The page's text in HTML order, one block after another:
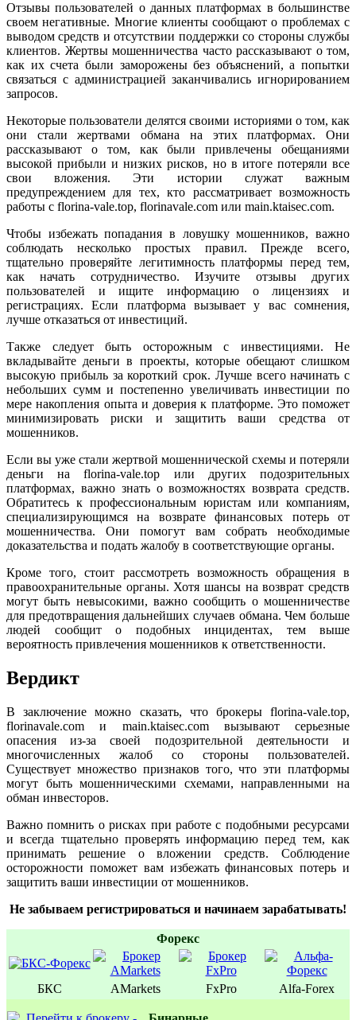
Отзывы пользователей о данных платформах в большинстве
своем негативные. Многие клиенты сообщают о проблемах с
выводом средств и отсутствии поддержки со стороны службы
клиентов. Жертвы мошенничества часто рассказывают о том,
как их счета были заморожены без объяснений, а попытки
связаться с администрацией заканчивались игнорированием
запросов.
Некоторые пользователи делятся своими историями о том, как
они стали жертвами обмана на этих платформах. Они
рассказывают о том, как были привлечены обещаниями
высокой прибыли и низких рисков, но в итоге потеряли все
свои вложения. Эти истории служат важным
предупреждением для тех, кто рассматривает возможность
работы с florina-vale.top, florinavale.com или main.ktaisec.com.
Чтобы избежать попадания в ловушку мошенников, важно
соблюдать несколько простых правил. Прежде всего,
тщательно проверяйте легитимность платформы перед тем,
как начать сотрудничество. Изучите отзывы других
пользователей и ищите информацию о лицензиях и
регистрациях. Если платформа вызывает у вас сомнения,
лучше отказаться от инвестиций.
Также следует быть осторожным с инвестициями. Не
вкладывайте деньги в проекты, которые обещают слишком
высокую прибыль за короткий срок. Лучше всего начинать с
небольших сумм и постепенно увеличивать инвестиции по
мере накопления опыта и доверия к платформе. Это поможет
минимизировать риски и защитить ваши средства от
мошенников.
Если вы уже стали жертвой мошеннической схемы и потеряли
деньги на florina-vale.top или других подозрительных
платформах, важно знать о возможностях возврата средств.
Обратитесь к профессиональным юристам или компаниям,
специализирующимся на возврате финансовых потерь от
мошенничества. Они помогут вам собрать необходимые
доказательства и подать жалобу в соответствующие органы.
Кроме того, стоит рассмотреть возможность обращения в
правоохранительные органы. Хотя шансы на возврат средств
могут быть невысокими, важно сообщить о мошенничестве
для предотвращения дальнейших случаев обмана. Чем больше
людей сообщит о подобных инцидентах, тем выше
вероятность привлечения мошенников к ответственности.
Вердикт
В заключение можно сказать, что брокеры florina-vale.top,
florinavale.com и main.ktaisec.com вызывают серьезные
опасения из-за своей подозрительной деятельности и
многочисленных жалоб со стороны пользователей.
Существует множество признаков того, что эти платформы
могут быть мошенническими схемами, направленными на
обман инвесторов.
Важно помнить о рисках при работе с подобными ресурсами
и всегда тщательно проверять информацию перед тем, как
принимать решение о вложении средств. Соблюдение
осторожности поможет вам избежать финансовых потерь и
защитить ваши инвестиции от мошенников.
Не забываем регистрироваться и начинаем зарабатывать!
Форекс
БКС AMarkets FxPro Alfa-Forex